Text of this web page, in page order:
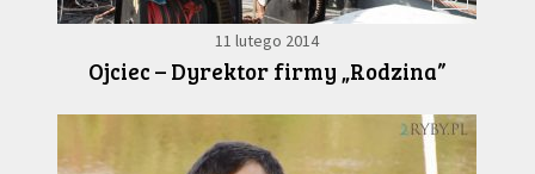
11 lutego 2014
Ojciec – Dyrektor firmy „Rodzina”